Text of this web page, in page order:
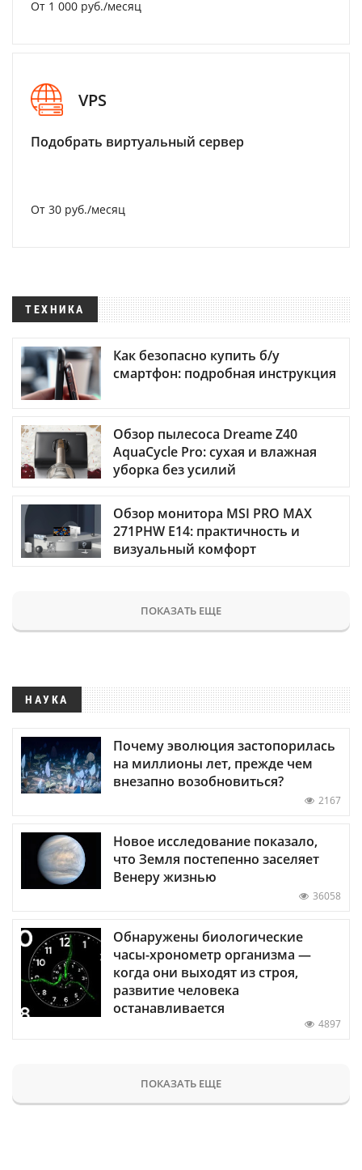
От 1 000 руб./месяц
VPS
Подобрать виртуальный сервер
От 30 руб./месяц
ТЕХНИКА
Как безопасно купить б/у
смартфон: подробная инструкция
Обзор пылесоса Dreame Z40
AquaCycle Pro: сухая и влажная
уборка без усилий
Обзор монитора MSI PRO MAX
271PHW E14: практичность и
визуальный комфорт
ПОКАЗАТЬ ЕЩЕ
НАУКА
Почему эволюция застопорилась
на миллионы лет, прежде чем
внезапно возобновиться?
2167
Новое исследование показало,
что Земля постепенно заселяет
Венеру жизнью
36058
Обнаружены биологические
часы-хронометр организма —
когда они выходят из строя,
развитие человека
останавливается
4897
ПОКАЗАТЬ ЕЩЕ